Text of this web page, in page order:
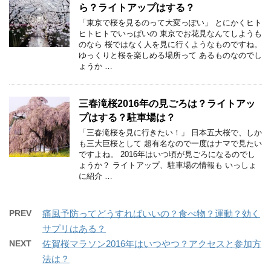
ら？ライトアップはする？
「東京で桜を見るのって大変っぽい」 とにかくヒト
ヒトヒトでいっぱいの 東京でお花見なんてしようも
のなら 桜ではなく人を見に行くようなものですね。
ゆっくりと桜を楽しめる場所って あるものなのでし
ょうか …
三春滝桜2016年の見ごろは？ライトアッ
プはする？駐車場は？
「三春滝桜を見に行きたい！」 日本五大桜で、しか
も三大巨桜として 超有名なので一度はナマで見たい
ですよね。 2016年はいつ頃が見ごろになるのでし
ょうか？ ライトアップ、駐車場の情報も いっしょ
に紹介 …
PREV
痛風予防ってどうすればいいの？食べ物？運動？効く
サプリはある？
NEXT
佐賀桜マラソン2016年はいつやつ？アクセスと参加方
法は？